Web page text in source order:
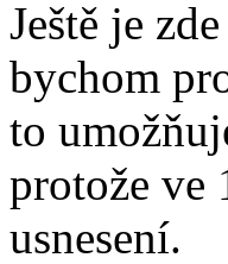
Ještě je
bychom
to
protože ve
usnesení.